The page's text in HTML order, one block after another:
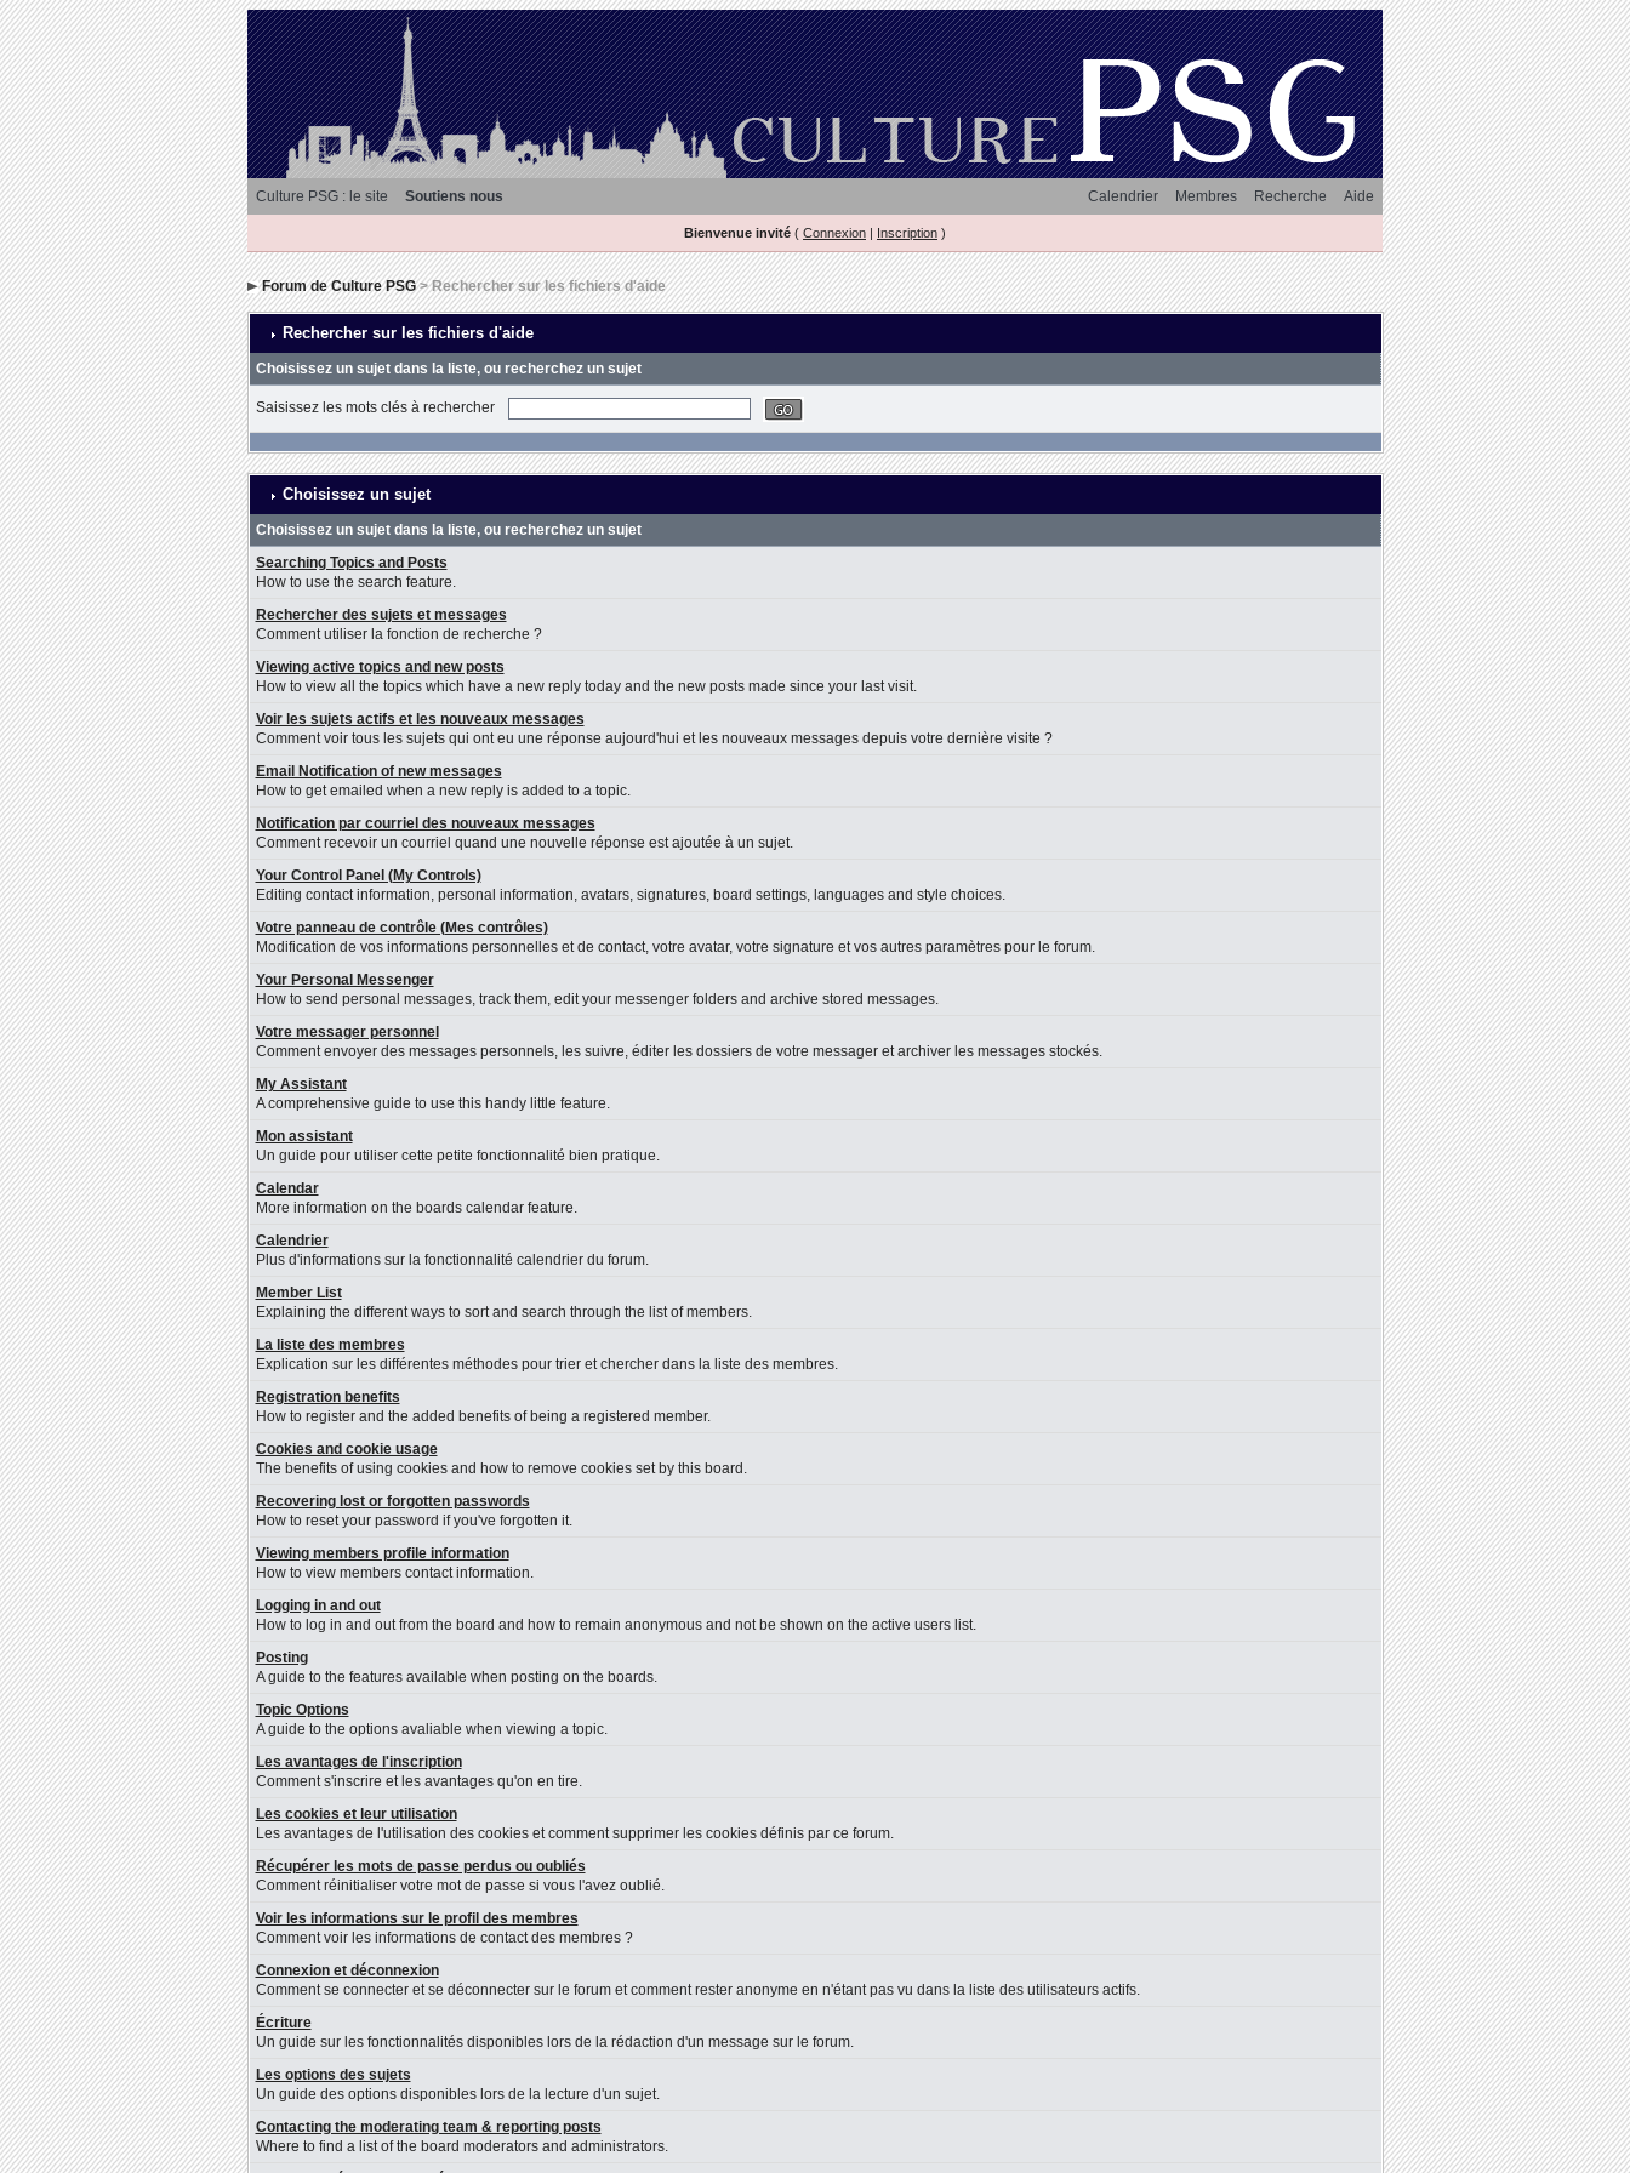
Culture PSG : le site Soutiens nous Aide
Recherche
Membres
Calendrier
Bienvenue invité ( Connexion | Inscription )
Forum de Culture PSG> Rechercher sur les fichiers d'aide
Rechercher sur les fichiers d'aide
Choisissez un sujet dans la liste, ou recherchez un sujet
Saisissez les mots clés à rechercher
Choisissez un sujet
Choisissez un sujet dans la liste, ou recherchez un sujet
Searching Topics and Posts
How to use the search feature.
Rechercher des sujets et messages
Comment utiliser la fonction de recherche ?
Viewing active topics and new posts
How to view all the topics which have a new reply today and the new posts made since your last visit.
Voir les sujets actifs et les nouveaux messages
Comment voir tous les sujets qui ont eu une réponse aujourd'hui et les nouveaux messages depuis votre dernière visite ?
Email Notification of new messages
How to get emailed when a new reply is added to a topic.
Notification par courriel des nouveaux messages
Comment recevoir un courriel quand une nouvelle réponse est ajoutée à un sujet.
Your Control Panel (My Controls)
Editing contact information, personal information, avatars, signatures, board settings, languages and style choices.
Votre panneau de contrôle (Mes contrôles)
Modification de vos informations personnelles et de contact, votre avatar, votre signature et vos autres paramètres pour le forum.
Your Personal Messenger
How to send personal messages, track them, edit your messenger folders and archive stored messages.
Votre messager personnel
Comment envoyer des messages personnels, les suivre, éditer les dossiers de votre messager et archiver les messages stockés.
My Assistant
A comprehensive guide to use this handy little feature.
Mon assistant
Un guide pour utiliser cette petite fonctionnalité bien pratique.
Calendar
More information on the boards calendar feature.
Calendrier
Plus d'informations sur la fonctionnalité calendrier du forum.
Member List
Explaining the different ways to sort and search through the list of members.
La liste des membres
Explication sur les différentes méthodes pour trier et chercher dans la liste des membres.
Registration benefits
How to register and the added benefits of being a registered member.
Cookies and cookie usage
The benefits of using cookies and how to remove cookies set by this board.
Recovering lost or forgotten passwords
How to reset your password if you've forgotten it.
Viewing members profile information
How to view members contact information.
Logging in and out
How to log in and out from the board and how to remain anonymous and not be shown on the active users list.
Posting
A guide to the features available when posting on the boards.
Topic Options
A guide to the options avaliable when viewing a topic.
Les avantages de l'inscription
Comment s'inscrire et les avantages qu'on en tire.
Les cookies et leur utilisation
Les avantages de l'utilisation des cookies et comment supprimer les cookies définis par ce forum.
Récupérer les mots de passe perdus ou oubliés
Comment réinitialiser votre mot de passe si vous l'avez oublié.
Voir les informations sur le profil des membres
Comment voir les informations de contact des membres ?
Connexion et déconnexion
Comment se connecter et se déconnecter sur le forum et comment rester anonyme en n'étant pas vu dans la liste des utilisateurs actifs.
Écriture
Un guide sur les fonctionnalités disponibles lors de la rédaction d'un message sur le forum.
Les options des sujets
Un guide des options disponibles lors de la lecture d'un sujet.
Contacting the moderating team & reporting posts
Where to find a list of the board moderators and administrators.